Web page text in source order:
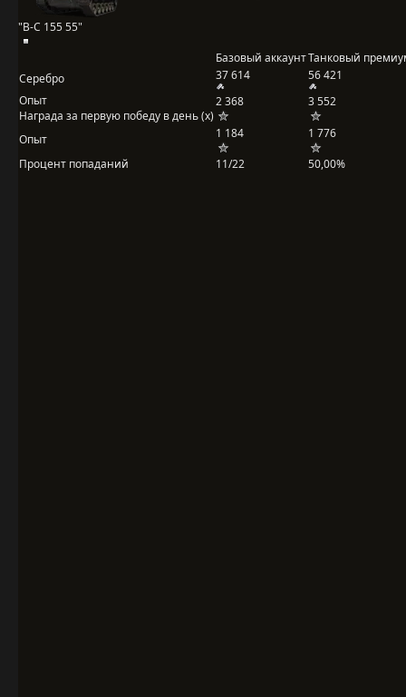
"B-C 155 55"
Базовый аккаунтТанковый
Серебро
37 614
56 421
Опыт
Награда за первую победу в день (x)
2 368 3 552
Опыт 1 184
1 776
Процент попаданий
11/22 50,00%